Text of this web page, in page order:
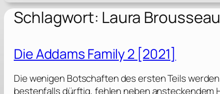
Schlagwort: Laura Brousseau
Die Addams Family 2 [2021]
Die wenigen Botschaften des ersten Teils
bestenfalls dürftig, fehlen neben ansteckendem